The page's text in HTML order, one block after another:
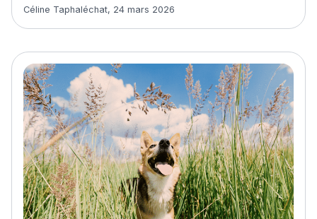
Article rédigé par
Céline Taphaléchat, 24 mars 2026